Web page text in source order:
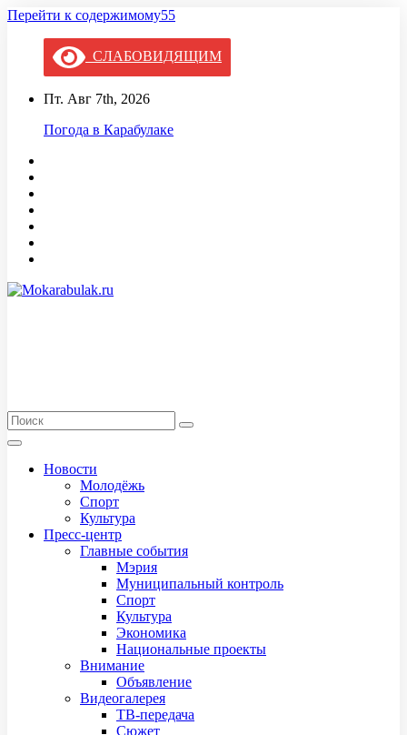
Перейти к содержимому55
СЛАБОВИДЯЩИМ
Пт. Авг 7th, 2026
Погода в Карабулаке
Новости
Молодёжь
Спорт
Культура
Пресс-центр
Главные события
Мэрия
Муниципальный контроль
Спорт
Культура
Экономика
Национальные проекты
Внимание
Объявление
Видеогалерея
ТВ-передача
Сюжет